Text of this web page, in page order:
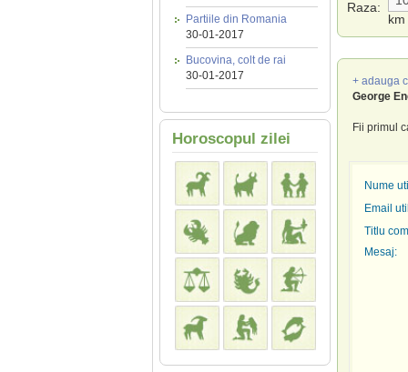
Partiile din Romania
30-01-2017
Bucovina, colt de rai
30-01-2017
Horoscopul zilei
Raza:
km
+ adauga
George
Fii primul
Nume
Email
Titlu
Mesaj: